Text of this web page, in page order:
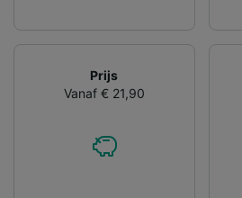
Prijs
Vanaf € 21,90